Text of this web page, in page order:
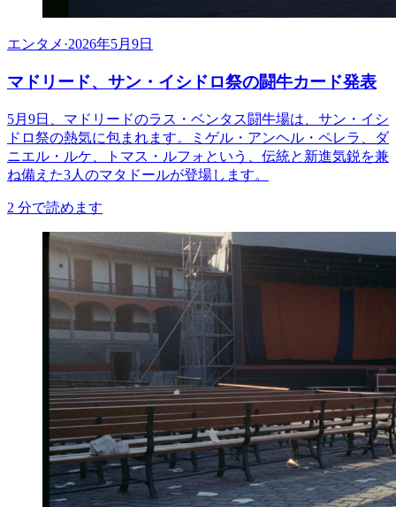
エンタメ ·2026年5月9日
マドリード、サン・イシドロ祭の闘牛カード発表
5月9日、マドリードのラス・ベンタス闘牛場は、サン・イシ
ドロ祭の熱気に包まれます。ミゲル・アンヘル・ペレラ、ダ
ニエル・ルケ、トマス・ルフォという、伝統と新進気鋭を兼
ね備えた3人のマタドールが登場します。
2 分で読めます